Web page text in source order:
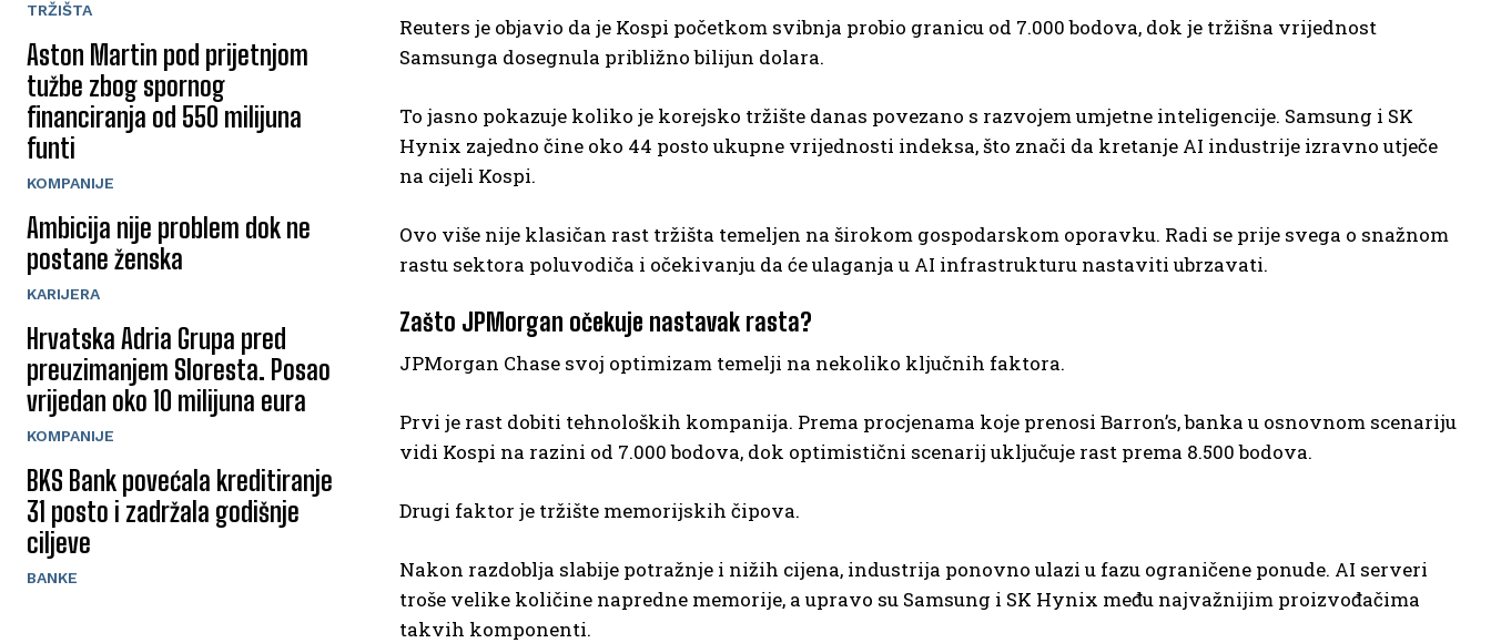
TRŽIŠTA
Aston Martin pod prijetnjom
tužbe zbog spornog
financiranja od 550 milijuna
funti
KOMPANIJE
Ambicija nije problem dok ne
postane ženska
KARIJERA
Hrvatska Adria Grupa pred
preuzimanjem Sloresta. Posao
vrijedan oko 10 milijuna eura
KOMPANIJE
BKS Bank povećala kreditiranje
31 posto i zadržala godišnje
ciljeve
BANKE
Reuters je objavio da je Kospi početkom svibnja probio granicu od 7.000 bodova, dok je tržišna vrijednost
Samsunga dosegnula približno bilijun dolara.
To jasno pokazuje koliko je korejsko tržište danas povezano s razvojem umjetne inteligencije. Samsung i SK
Hynix zajedno čine oko 44 posto ukupne vrijednosti indeksa, što znači da kretanje AI industrije izravno utječe
na cijeli Kospi.
Ovo više nije klasičan rast tržišta temeljen na širokom gospodarskom oporavku. Radi se prije svega o snažnom
rastu sektora poluvodiča i očekivanju da će ulaganja u AI infrastrukturu nastaviti ubrzavati.
Zašto JPMorgan očekuje nastavak rasta?
JPMorgan Chase svoj optimizam temelji na nekoliko ključnih faktora.
Prvi je rast dobiti tehnoloških kompanija. Prema procjenama koje prenosi Barron’s, banka u osnovnom scenariju
vidi Kospi na razini od 7.000 bodova, dok optimistični scenarij uključuje rast prema 8.500 bodova.
Drugi faktor je tržište memorijskih čipova.
Nakon razdoblja slabije potražnje i nižih cijena, industrija ponovno ulazi u fazu ograničene ponude. AI serveri
troše velike količine napredne memorije, a upravo su Samsung i SK Hynix među najvažnijim proizvođačima
takvih komponenti.